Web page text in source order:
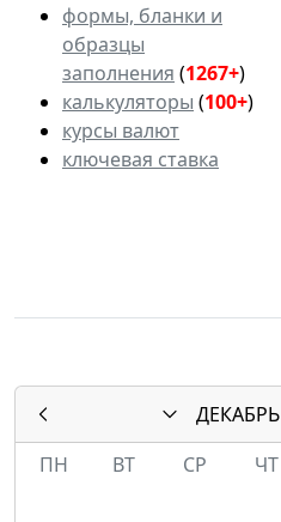
формы, бланки и
образцы
заполнения (1267+)
калькуляторы (100+)
курсы валют
ключевая ставка
ДЕКАБРЬ
ПН
ВТ СР ЧТ